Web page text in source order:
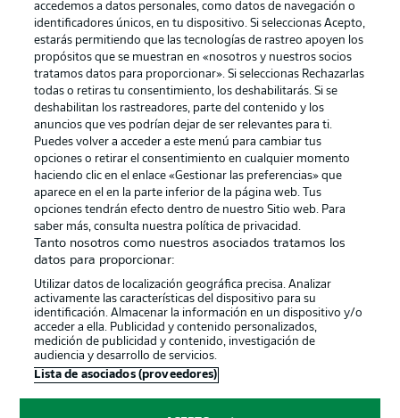
Publicidad Aviso legal
Gestionar las preferencias Declaracion de privacidad
Canales Trabajos
Jugadores Condiciones de uso
Sello Editorial Contacto
© 2026 Bundesliga-Gruppe GmbH
Elegir idioma
accedemos a datos personales, como datos de navegación o
identificadores únicos, en tu dispositivo. Si seleccionas Acepto,
estarás permitiendo que las tecnologías de rastreo apoyen los
propósitos que se muestran en «nosotros y nuestros socios
tratamos datos para proporcionar». Si seleccionas Rechazarlas
todas o retiras tu consentimiento, los deshabilitarás. Si se
deshabilitan los rastreadores, parte del contenido y los
anuncios que ves podrían dejar de ser relevantes para ti.
Puedes volver a acceder a este menú para cambiar tus
opciones o retirar el consentimiento en cualquier momento
haciendo clic en el enlace «Gestionar las preferencias» que
aparece en el en la parte inferior de la página web. Tus
opciones tendrán efecto dentro de nuestro Sitio web. Para
saber más, consulta nuestra política de privacidad.
Tanto nosotros como nuestros asociados tratamos los
datos para proporcionar:
Utilizar datos de localización geográfica precisa. Analizar
activamente las características del dispositivo para su
identificación. Almacenar la información en un dispositivo y/o
acceder a ella. Publicidad y contenido personalizados,
medición de publicidad y contenido, investigación de
audiencia y desarrollo de servicios.
Lista de asociados (proveedores)